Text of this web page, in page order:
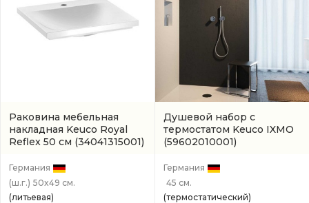
Раковина мебельная
накладная Keuco Royal
Reflex 50 см (34041315001)
Германия
(ш.г.) 50x49 см.
(литьевая)
Душевой набор с
термостатом Keuco IXMO
(59602010001)
Германия
45 см.
(термостатический)